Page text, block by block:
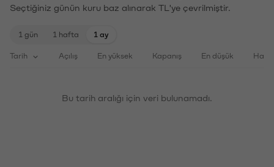
Seçtiğiniz günün kuru baz alınarak TL'ye çevrilmiştir.
1 gün 1 hafta 1 ay
Tarih Açılış En yüksek Kapanış En düşük
Bu tarih aralığı için veri bulunamadı.